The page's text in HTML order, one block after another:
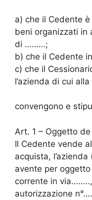
a) che il Cedente
beni organizzati in
di ………;
b) che il Cedente
c) che il
l’azienda di cui
convengono e
Art. 1 – Oggetto
Il Cedente vende
acquista,
avente per
corrente in
autorizzazione